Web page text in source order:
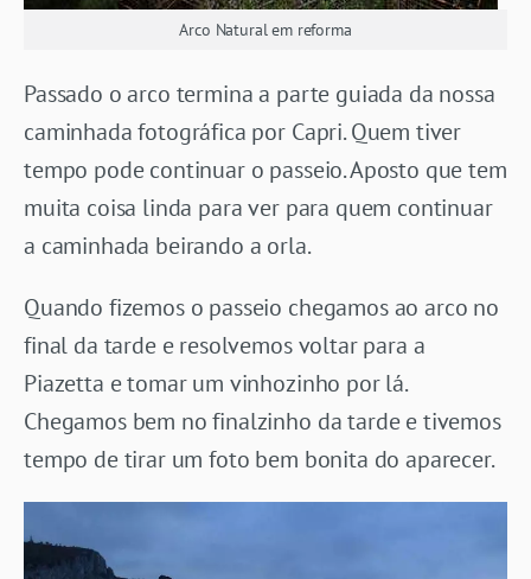
Arco Natural em reforma
Passado o arco termina a parte guiada da nossa
caminhada fotográfica por Capri. Quem tiver
tempo pode continuar o passeio. Aposto que tem
muita coisa linda para ver para quem continuar
a caminhada beirando a orla.
Quando fizemos o passeio chegamos ao arco no
final da tarde e resolvemos voltar para a
Piazetta e tomar um vinhozinho por lá.
Chegamos bem no finalzinho da tarde e tivemos
tempo de tirar um foto bem bonita do aparecer.